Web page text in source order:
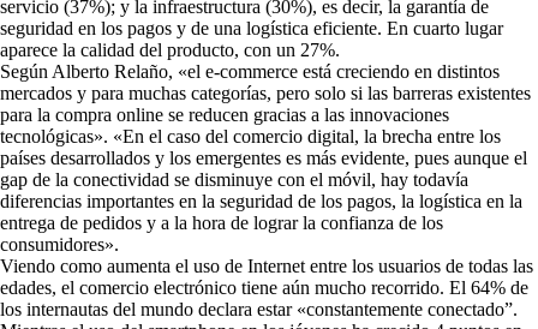
servicio (37%); y la infraestructura (30%), es decir, la garantía de
seguridad en los pagos y de una logística eficiente. En cuarto lugar
aparece la calidad del producto, con un 27%.
Según Alberto Relaño, «el e-commerce está creciendo en distintos
mercados y para muchas categorías, pero solo si las barreras existentes
para la compra online se reducen gracias a las innovaciones
tecnológicas». «En el caso del comercio digital, la brecha entre los
países desarrollados y los emergentes es más evidente, pues aunque el
gap de la conectividad se disminuye con el móvil, hay todavía
diferencias importantes en la seguridad de los pagos, la logística en la
entrega de pedidos y a la hora de lograr la confianza de los
consumidores».
Viendo como aumenta el uso de Internet entre los usuarios de todas las
edades, el comercio electrónico tiene aún mucho recorrido. El 64% de
los internautas del mundo declara estar «constantemente conectado”.